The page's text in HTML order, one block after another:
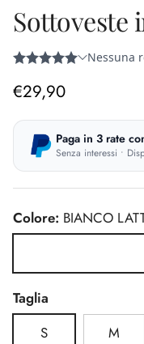
Sottoveste
Prezzo normale
€29,90
Paga in 3 rate
Senza interessi •
Colore: BIANCO
Taglia
S
M